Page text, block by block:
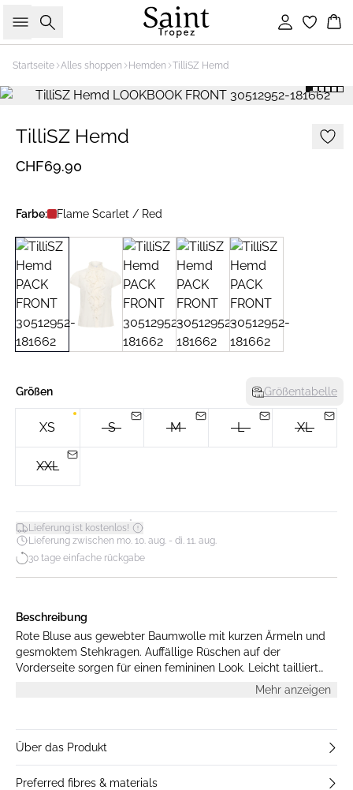
Suche Einloggen
Startseite Alles shoppen Hemden TilliSZ Hemd
TilliSZ Hemd
CHF69.90
Farbe: Flame Scarlet / Red
Größen Größentabelle
XS S M L XL
XXL
Lieferung ist kostenlos!*
Lieferung zwischen mo. 10. aug. - di. 11. aug.
30 tage einfache rückgabe
Beschreibung
Rote Bluse aus gewebter Baumwolle mit kurzen Ärmeln und
gesmoktem Stehkragen. Auffällige Rüschen auf der
Vorderseite sorgen für einen femininen Look. Leicht tailliert
mit verdeckter Knopfleiste hinter den Rüschen. Das Model ist
Mehr anzeigen
Über das Produkt
Preferred fibres & materials